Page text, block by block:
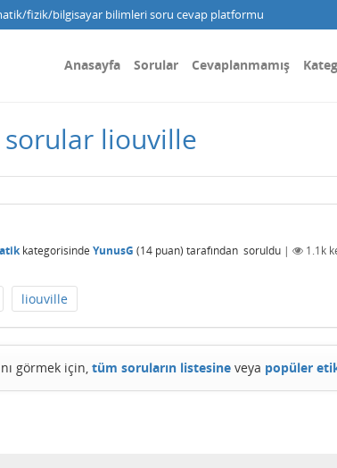
fizik/bilgisayar bilimleri soru cevap platformu
Anasayfa Sorular Cevaplanmamış
liouville
kategorisinde YunusG (14 puan) tarafından soruldu | 1.1k
liouville
görmek için, tüm soruların listesineveya popüler